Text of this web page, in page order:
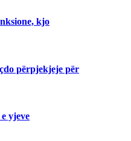
kjo
përpjekjeje për
yjeve